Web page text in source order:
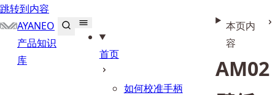
跳转到内容
AYANEO
产品知识
库
首页
如何校准手柄
本页内
容
AM02